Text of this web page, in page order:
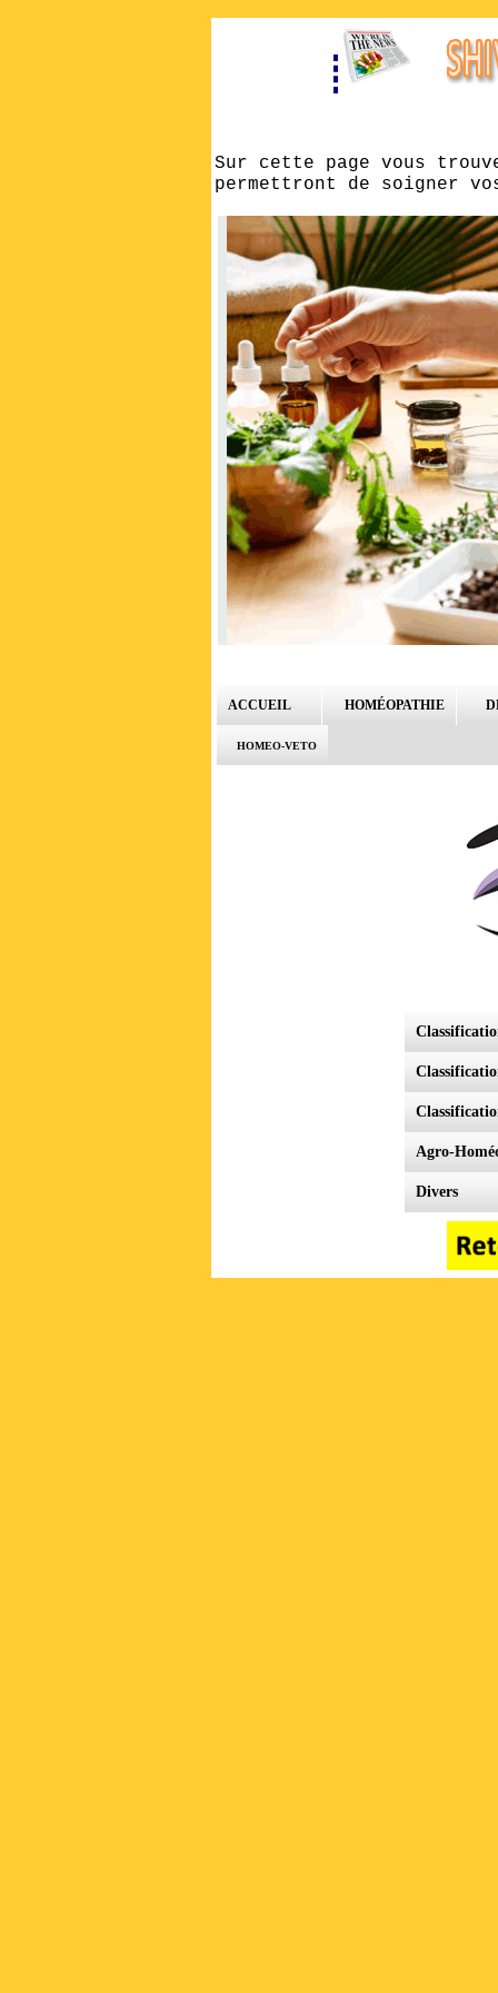
Sur cette page vous
permettront de soigner
ACCUEIL HOMÉOPATHIE
HOMEO-VETO
Agro-
Divers